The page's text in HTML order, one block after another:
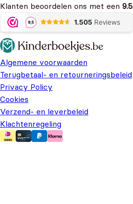
Klanten beoordelen ons met een 9.5
Algemene voorwaarden
Terugbetaal- en retourneringsbeleid
Privacy Policy
Cookies
Verzend- en leverbeleid
Klachtenregeling